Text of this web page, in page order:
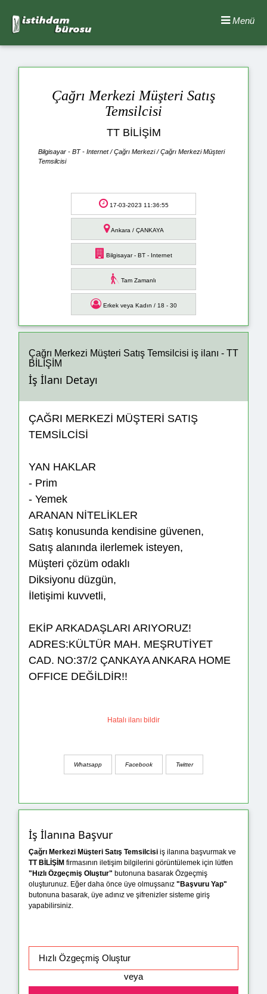
Menü
Çağrı Merkezi Müşteri Satış
Temsilcisi
TT BİLİŞİM
Bilgisayar - BT - Internet / Çağrı Merkezi / Çağrı Merkezi Müşteri
Temsilcisi
17-03-2023 11:36:55
Ankara / ÇANKAYA
Bilgisayar - BT - Internet
Tam Zamanlı
Erkek veya Kadın / 18 - 30
Çağrı Merkezi Müşteri Satış Temsilcisi iş ilanı - TT
BİLİŞİM
İş İlanı Detayı
ÇAĞRI MERKEZİ MÜŞTERİ SATIŞ
TEMSİLCİSİ
YAN HAKLAR
- Prim
- Yemek
ARANAN NİTELİKLER
Satış konusunda kendisine güvenen,
Satış alanında ilerlemek isteyen,
Müşteri çözüm odaklı
Diksiyonu düzgün,
İletişimi kuvvetli,
EKİP ARKADAŞLARI ARIYORUZ!
ADRES:KÜLTÜR MAH. MEŞRUTİYET
CAD. NO:37/2 ÇANKAYA ANKARA HOME
OFFICE DEĞİLDİR!!
Hatalı ilanı bildir
Whatsapp Facebook Twitter
İş İlanına Başvur
Çağrı Merkezi Müşteri Satış Temsilcisi iş ilanına başvurmak ve
TT BİLİŞİM firmasının iletişim bilgilerini görüntülemek için lütfen
"Hızlı Özgeçmiş Oluştur" butonuna basarak Özgeçmiş
oluşturunuz. Eğer daha önce üye olmuşsanız "Başvuru Yap"
butonuna basarak, üye adınız ve şifrenizler sisteme giriş
yapabilirsiniz.
veya